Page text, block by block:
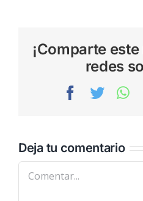
¡Comparte
redes
Facebook
Deja tu comentario
Comentar